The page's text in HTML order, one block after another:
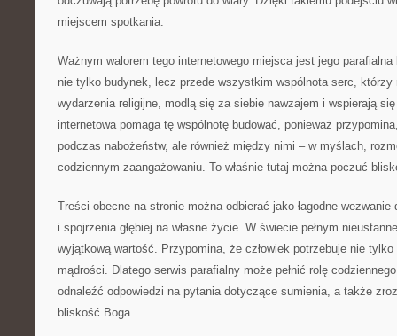
miejscem spotkania.
Ważnym walorem tego internetowego miejsca jest jego
nie tylko budynek, lecz przede wszystkim wspólnota serc, którzy
wydarzenia religijne, modlą się za siebie nawzajem i wspierają
internetowa pomaga tę wspólnotę budować, ponieważ
podczas nabożeństw, ale również między nimi – w myślach,
codziennym zaangażowaniu. To właśnie tutaj można poczuć
Treści obecne na stronie można odbierać jako łagodne
i spojrzenia głębiej na własne życie. W świecie pełnym
wyjątkową wartość. Przypomina, że człowiek potrzebuje nie
mądrości. Dlatego serwis parafialny może pełnić rolę
odnaleźć odpowiedzi na pytania dotyczące sumienia, a także
bliskość Boga.